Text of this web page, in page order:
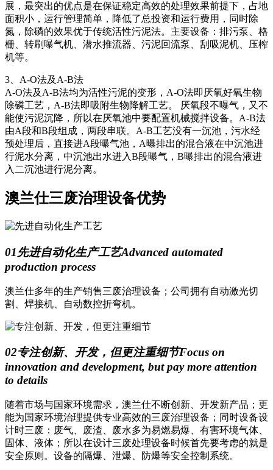
展，最突出的优点是在保证稳定高效的处理效果前提下，占地
面积小，运行管理简单，降低了总投资和运行费用，同时除
氮，除磷的效果优于传统活性污泥法。主要设备：排污泵、格
栅、转刷曝气机、潜水推流器、污泥回流泵、刮吸泥机、压榨
机等。
3、A-O法及A-B法
A-O法及A-B法均为活性污泥的变形，A-O法即厌氧好氧生物
除磷工艺，A-B法即吸附生物降解工艺。 厌氧段不曝气，又不
能使污泥沉降，所以在厌氧池中要配置机械搅拌设备。A-B法
由A段和B段组成，两段串联。A-B工艺没有一沉池，污水经
预处理后，直接进A段曝气池，A曝排出的混合液在中沉池进
行泥水分离，中沉池出水进入B段曝气，B曝排出的混合液进
入二沉池进行泥分离。
澳兰仕三废治理设备优势
01先进自动化生产工艺Advanced automated
production process
澳兰仕多年的生产销售三废治理设备；公司拥有自动激光切
割、焊接机、自动数控折弯机。
02专注创新、开发，但更注重细节Focus on
innovation and development, but pay more attention
to details
随着市场与国家环境需求，澳兰仕不断创新、开发新产品；更
能为国家环境治理提供专业高效的三废治理设备；同时设备设
计时三废：废气、废渣、废水多为易燃易爆、有害环境气体、
固体、液体；所以在设计三废处理设备时候首先要考虑的就是
安全原则。设备的隔爆、泄爆、防爆等安全控制系统。